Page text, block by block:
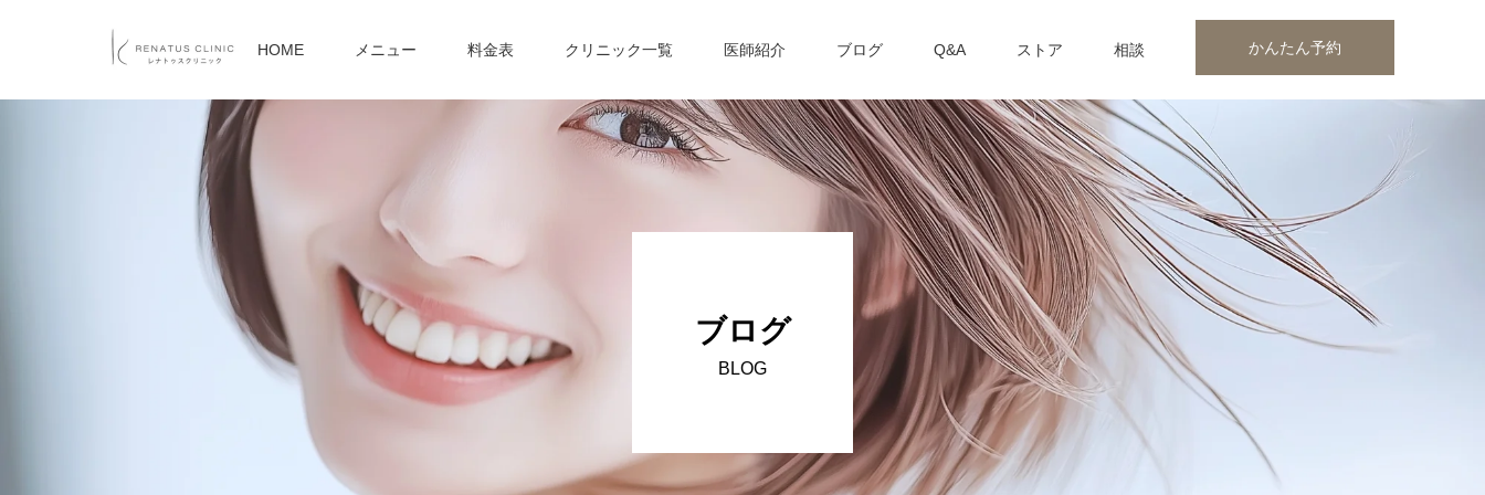
かんたん予約
HOME メニュー 料金表 クリニック一覧 医師紹介 ブログ Q&A ストア 相談
ブログ
BLOG